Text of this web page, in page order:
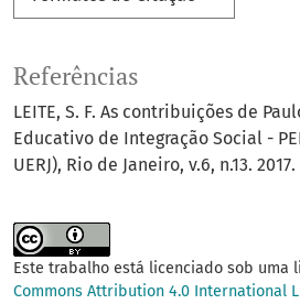
Referências
LEITE, S. F. As contribuições de
Educativo de Integração Social -
UERJ), Rio de Janeiro, v.6, n.13. 2017.
Este trabalho está licenciado sob uma
Commons Attribution 4.0 International